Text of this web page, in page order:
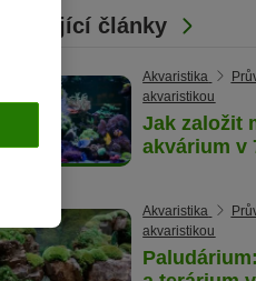
články
Akvaristika
akvaristikou
Jak založit
akvárium v
Akvaristika
akvaristikou